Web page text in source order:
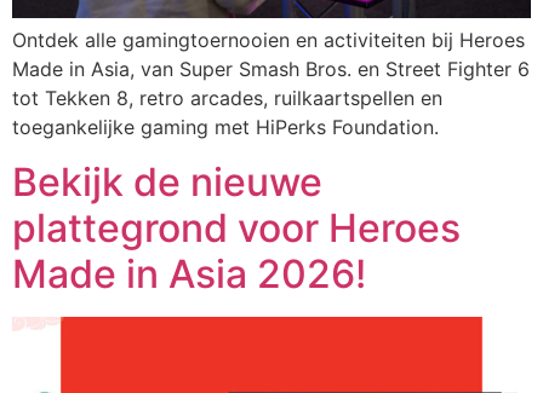
Ontdek alle gamingtoernooien en activiteiten bij Heroes
Made in Asia, van Super Smash Bros. en Street Fighter 6
tot Tekken 8, retro arcades, ruilkaartspellen en
toegankelijke gaming met HiPerks Foundation.
Bekijk de nieuwe
plattegrond voor Heroes
Made in Asia 2026!